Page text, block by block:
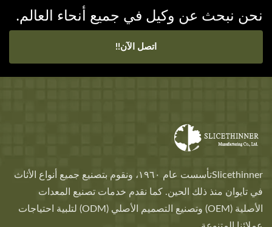
نحن نبحث عن وكيل في جميع أنحاء العالم.
اتصل الآن!!
Slicethinnerتأسست عام ١٩٦٠، ونقوم بتصنيع جميع أنواع الأثاث
في تايوان منذ ذلك الحين. كما نقدم خدمات تصنيع المعدات
الأصلية (OEM) وتصنيع التصميم الأصلي (ODM) لتلبية احتياجات